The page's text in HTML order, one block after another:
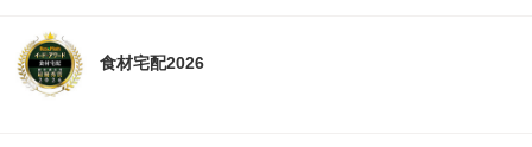
食材宅配2026